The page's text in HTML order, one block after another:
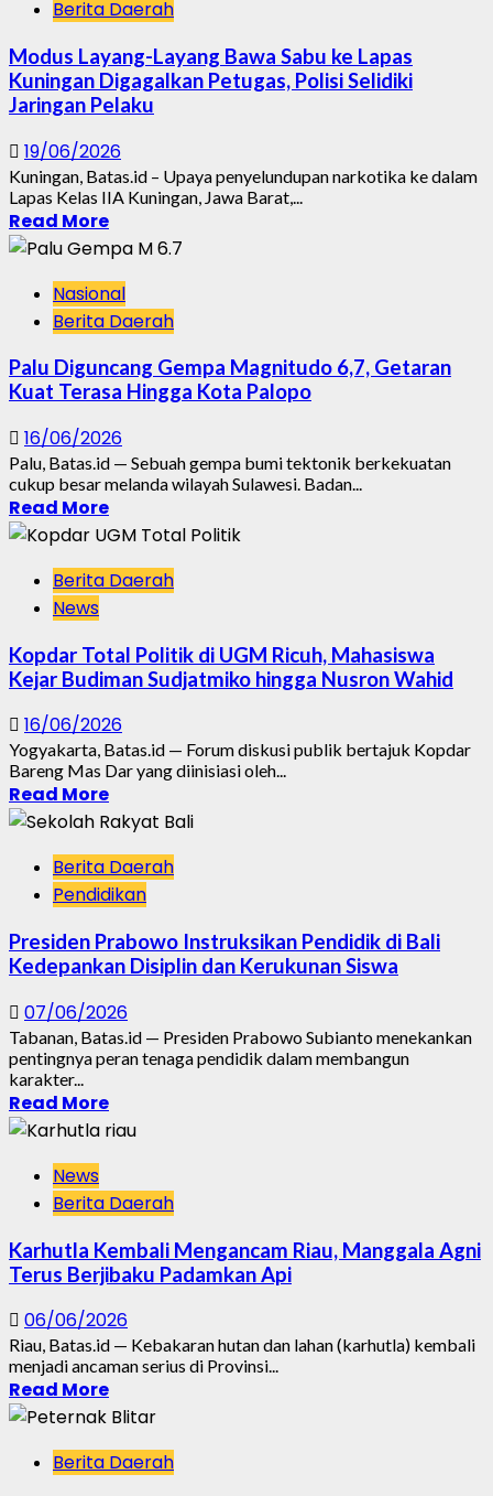
Berita Daerah
Modus Layang-Layang Bawa Sabu ke Lapas
Kuningan Digagalkan Petugas, Polisi Selidiki
Jaringan Pelaku
19/06/2026
Kuningan, Batas.id – Upaya penyelundupan narkotika ke dalam
Lapas Kelas IIA Kuningan, Jawa Barat,...
Read More
Nasional
Berita Daerah
Palu Diguncang Gempa Magnitudo 6,7, Getaran
Kuat Terasa Hingga Kota Palopo
16/06/2026
Palu, Batas.id — Sebuah gempa bumi tektonik berkekuatan
cukup besar melanda wilayah Sulawesi. Badan...
Read More
Berita Daerah
News
Kopdar Total Politik di UGM Ricuh, Mahasiswa
Kejar Budiman Sudjatmiko hingga Nusron Wahid
16/06/2026
Yogyakarta, Batas.id — Forum diskusi publik bertajuk Kopdar
Bareng Mas Dar yang diinisiasi oleh...
Read More
Berita Daerah
Pendidikan
Presiden Prabowo Instruksikan Pendidik di Bali
Kedepankan Disiplin dan Kerukunan Siswa
07/06/2026
Tabanan, Batas.id — Presiden Prabowo Subianto menekankan
pentingnya peran tenaga pendidik dalam membangun
karakter...
Read More
News
Berita Daerah
Karhutla Kembali Mengancam Riau, Manggala Agni
Terus Berjibaku Padamkan Api
06/06/2026
Riau, Batas.id — Kebakaran hutan dan lahan (karhutla) kembali
menjadi ancaman serius di Provinsi...
Read More
Berita Daerah